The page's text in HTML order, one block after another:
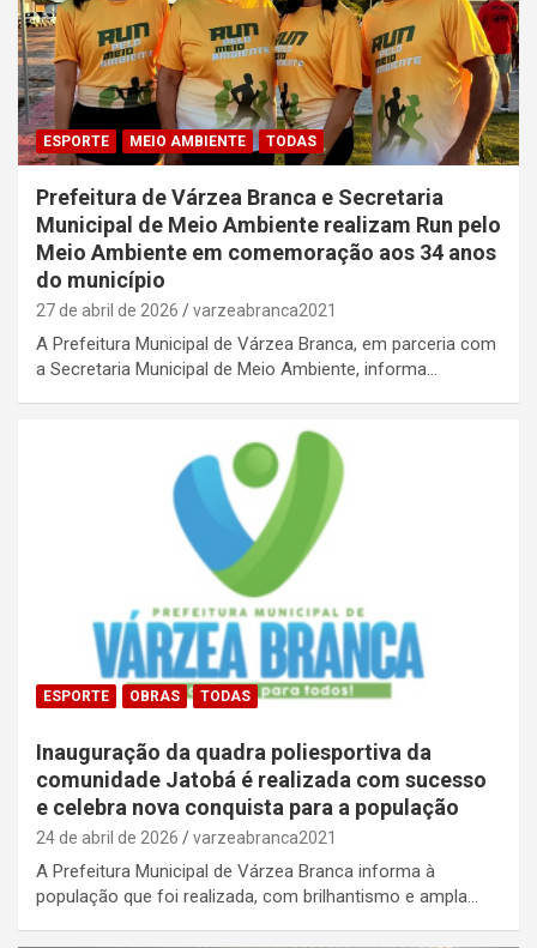
ESPORTE MEIO AMBIENTE TODAS
Prefeitura de Várzea Branca e Secretaria
Municipal de Meio Ambiente realizam Run pelo
Meio Ambiente em comemoração aos 34 anos
do município
27 de abril de 2026 varzeabranca2021
A Prefeitura Municipal de Várzea Branca, em parceria com
a Secretaria Municipal de Meio Ambiente, informa…
ESPORTE OBRAS TODAS
Inauguração da quadra poliesportiva da
comunidade Jatobá é realizada com sucesso
e celebra nova conquista para a população
24 de abril de 2026 varzeabranca2021
A Prefeitura Municipal de Várzea Branca informa à
população que foi realizada, com brilhantismo e ampla…